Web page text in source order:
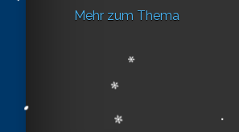
Mehr zum Thema